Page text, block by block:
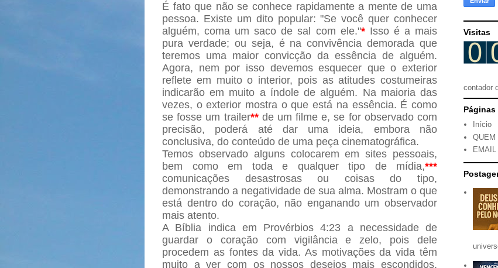
É fato que não se conhece rapidamente a mente de uma
pessoa. Existe um dito popular: "Se você quer conhecer
alguém, coma um saco de sal com ele."*Isso é a mais
pura verdade; ou seja, é na convivência demorada que
teremos uma maior convicção da essência de alguém.
Agora, nem por isso devemos esquecer que o exterior
reflete em muito o interior, pois as atitudes costumeiras
indicarão em muito a índole de alguém. Na maioria das
vezes, o exterior mostra o que está na essência. É como
se fosse um trailer**de um filme e, se for observado com
precisão, poderá até dar uma ideia, embora não
conclusiva, do conteúdo de uma peça cinematográfica.
Temos observado alguns colocarem em sites pessoais,
bem como em toda e qualquer tipo de mídia,***
comunicações desastrosas ou coisas do tipo,
demonstrando a negatividade de sua alma. Mostram o que
está dentro do coração, não enganando um observador
mais atento.
A Bíblia indica em Provérbios 4:23 a necessidade de
guardar o coração com vigilância e zelo, pois dele
procedem as fontes da vida. As motivações da vida têm
muito a ver com os nossos desejos mais escondidos,
Visitas
contador
Páginas
Início
QUEM
EMAIL